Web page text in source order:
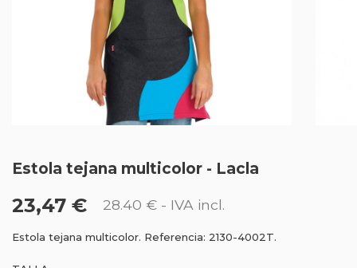
Estola tejana multicolor - Lacla
23,47 € 28.40 € - IVA incl.
Estola tejana multicolor. Referencia: 2130-4002T.